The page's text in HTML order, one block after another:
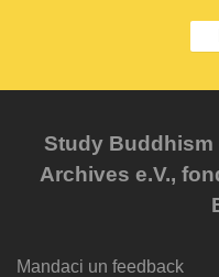
Study Buddhism
Archives e.V.,
Mandaci un feedback